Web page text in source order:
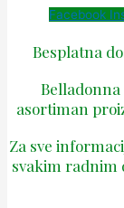
Facebook
Besplatna
Belladonna
asortiman
Za sve
svakim radnim